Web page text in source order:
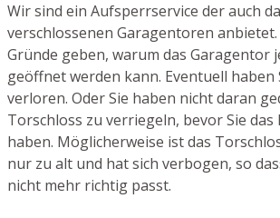
Wir sind ein Aufsperrservice der auch
verschlossenen Garagentoren
Gründe geben, warum das Garagentor
geöffnet werden kann. Eventuell haben
verloren. Oder Sie haben nicht daran
Torschloss zu verriegeln, bevor Sie das
haben. Möglicherweise ist das
nur zu alt und hat sich verbogen, so
nicht mehr richtig passt.